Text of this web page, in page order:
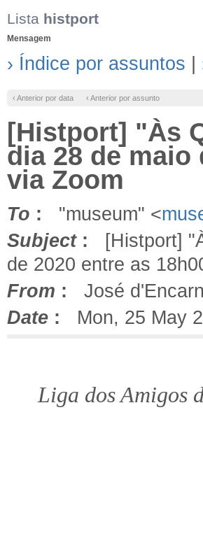
Lista histport
Mensagem
› Índice por assuntos
‹ Anterior por data ‹ Anterior por assunto
[Histport] "Às
dia 28 de maio
via Zoom
To : "museum" <
Subject: [Histport]
de 2020 entre as
From : José
Date : Mon, 25 May
Liga dos Amigos